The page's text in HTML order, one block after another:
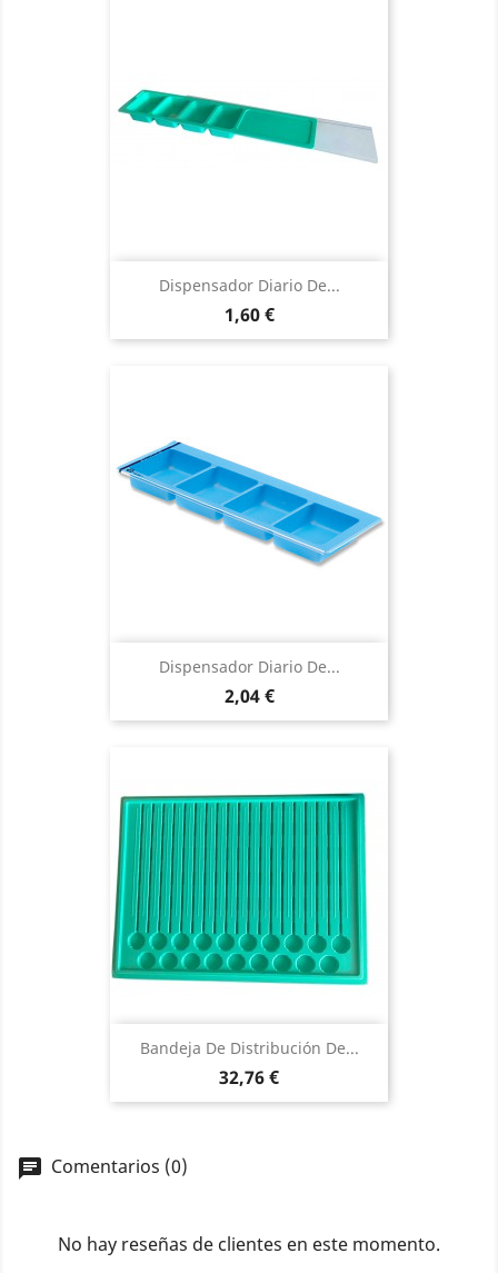
Dispensador Diario De...
Precio
1,60 €
Dispensador Diario De...
Precio
2,04 €
Bandeja De Distribución De...
Precio
32,76 €
Comentarios (0)
No hay reseñas de clientes en este momento.